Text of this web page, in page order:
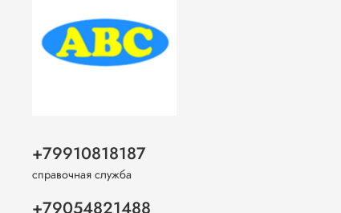
+79910818187
справочная служба